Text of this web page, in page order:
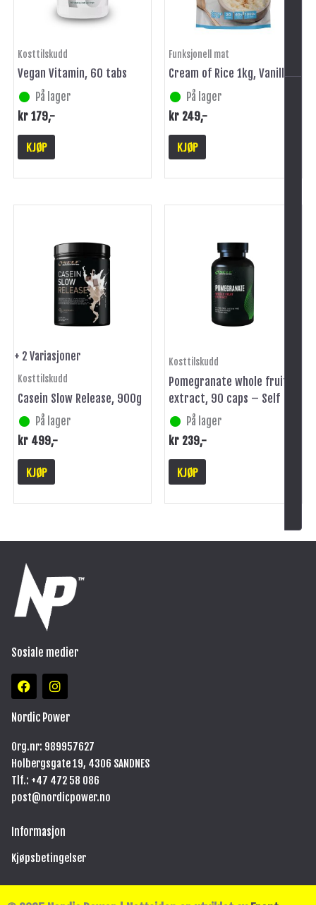
Kosttilskudd
Vegan Vitamin, 60 tabs
På lager
kr179,-
KJØP
Funksjonell mat
Cream of Rice 1kg, Vanilla
På lager
kr 249,-
KJØP
+ 2 Variasjoner
Kosttilskudd
Casein Slow Release, 900g
På lager
kr 499,-
KJØP
har
flere
varianter.
Alternativene
kan
på
produktsiden
Kosttilskudd
Pomegranate whole fruit
extract, 90 caps – Self
På lager
kr 239,-
KJØP
Sosiale medier
F
a
e
o
o
k
I
n
t
g
r
a
m
Nordic Power
Org.nr: 989957627
Holbergsgate 19, 4306 SANDNES
Tlf.: +47 472 58 086
post@nordicpower.no
Informasjon
Kjøpsbetingelser